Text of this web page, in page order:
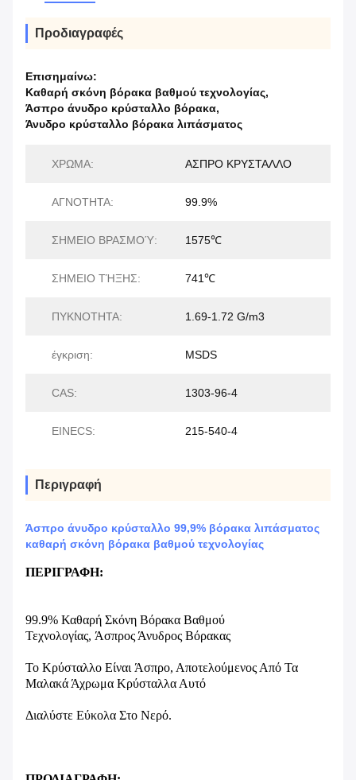
Προδιαγραφές
Επισημαίνω:
Καθαρή σκόνη βόρακα βαθμού τεχνολογίας,
Άσπρο άνυδρο κρύσταλλο βόρακα,
Άνυδρο κρύσταλλο βόρακα λιπάσματος
ΧΡΩΜΑ: ΑΣΠΡΟ ΚΡΥΣΤΑΛΛΟ
ΑΓΝΟΤΗΤΑ: 99.9%
ΣΗΜΕΙΟ ΒΡΑΣΜΟΎ: 1575℃
ΣΗΜΕΙΟ ΤΉΞΗΣ: 741℃
ΠΥΚΝΟΤΗΤΑ: 1.69-1.72 G/m3
έγκριση: MSDS
CAS: 1303-96-4
EINECS: 215-540-4
Περιγραφή
Άσπρο άνυδρο κρύσταλλο 99,9% βόρακα λιπάσματος
καθαρή σκόνη βόρακα βαθμού τεχνολογίας
ΠΕΡΙΓΡΑΦΗ:
99.9% Καθαρή Σκόνη Βόρακα Βαθμού
Τεχνολογίας, Άσπρος Άνυδρος Βόρακας
Το Κρύσταλλο Είναι Άσπρο, Αποτελούμενος Από Τα
Μαλακά Άχρωμα Κρύσταλλα Αυτό
Διαλύστε Εύκολα Στο Νερό.